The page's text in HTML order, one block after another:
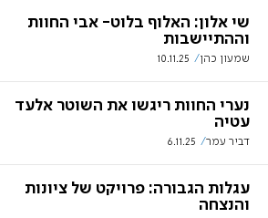
שי אלון: האלוף בלוט- אבי החוות
וההתיישבות
שמעון כהן 10.11.25
נערי החוות ריגשו את השוטר אלעד
עטיה
דביר עמר 6.11.25
עגלות הגבורה: פרויקט של ציונות
והנצחה